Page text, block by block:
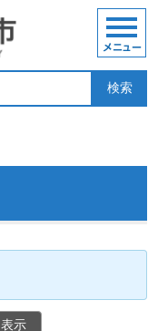
検索
メニュー
表示